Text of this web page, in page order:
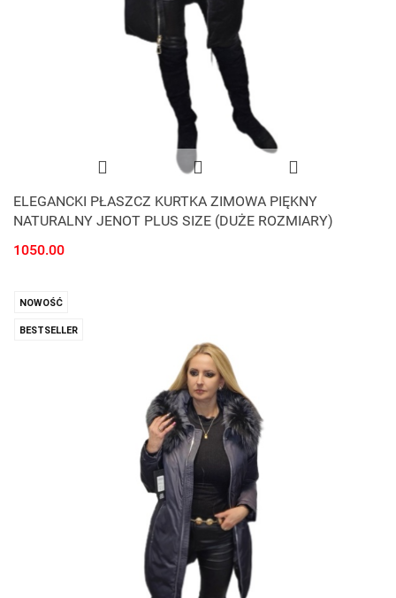
ELEGANCKI PŁASZCZ KURTKA ZIMOWA PIĘKNY
NATURALNY JENOT PLUS SIZE (DUŻE ROZMIARY)
1050.00
NOWOŚĆ
BESTSELLER